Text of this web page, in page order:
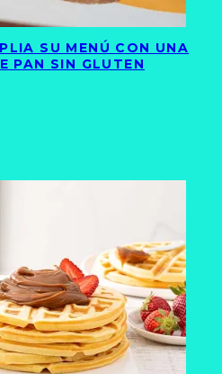
SU MENÚ CON UNA
PAN SIN GLUTEN